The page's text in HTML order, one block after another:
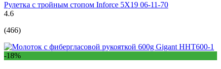
Рулетка с тройным стопом Inforce 5Х19 06-11-70
4.6
(466)
-18%